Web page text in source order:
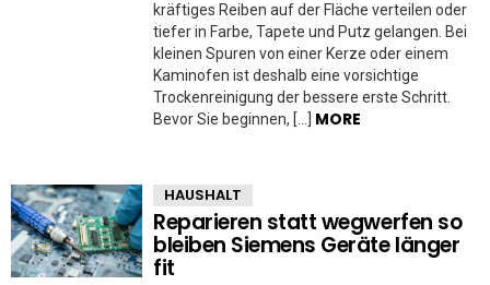
kräftiges Reiben auf der Fläche verteilen oder
tiefer in Farbe, Tapete und Putz gelangen. Bei
kleinen Spuren von einer Kerze oder einem
Kaminofen ist deshalb eine vorsichtige
Trockenreinigung der bessere erste Schritt.
Bevor Sie beginnen, […] MORE
HAUSHALT
Reparieren statt wegwerfen so
bleiben Siemens Geräte länger
fit